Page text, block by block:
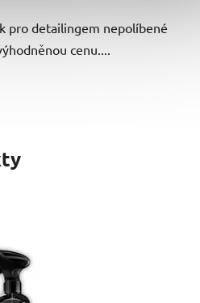
pro detailingem nepolíbené
cenu....